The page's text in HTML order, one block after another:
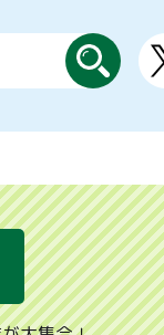
探
す